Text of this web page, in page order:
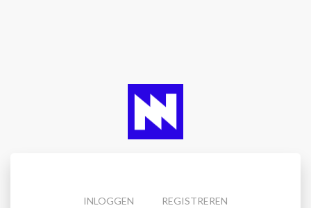
INLOGGEN REGISTREREN